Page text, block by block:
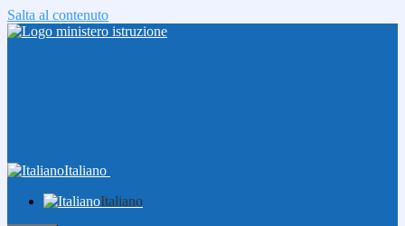
Salta al contenuto
Italiano
Italiano